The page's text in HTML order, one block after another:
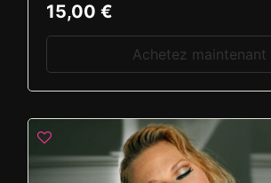
15,00 €
Achetez maintenant